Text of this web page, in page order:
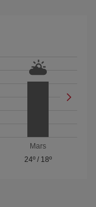
Mars
24º / 18º